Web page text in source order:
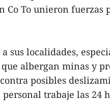
Co To unieron fuerzas
sus localidades,
albergan minas y
posibles
trabaje las 24